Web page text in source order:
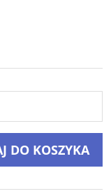
DO KOSZYKA